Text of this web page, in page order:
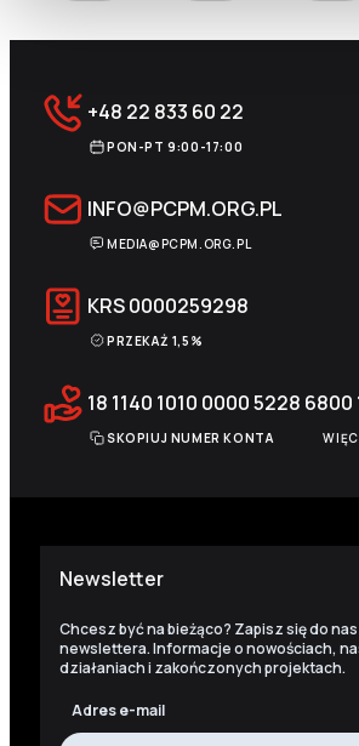
+48 22 833 60 22
PON-PT 9:00-17:00
INFO@PCPM.ORG.PL
MEDIA@PCPM.ORG.PL
KRS0000259298
PRZEKAŻ 1,5%
18 1140 1010 0000 5228 6800
SKOPIUJ NUMER KONTA
Newsletter
Chcesz być na bieżąco? Zapisz się do
newslettera. Informacje o nowościach,
działaniach i zakończonych projektach.
Adres e-mail